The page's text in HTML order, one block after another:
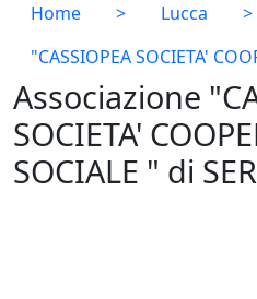
Home > Lucca >
"CASSIOPEA SOCIETA'
Associazione
SOCIETA'
SOCIALE " di